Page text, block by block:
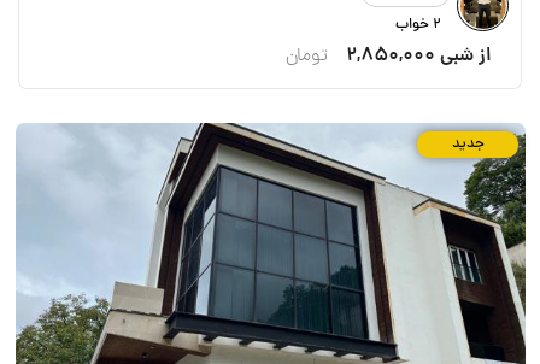
2 خواب
از شبی 2,850,000 تومان
جدید